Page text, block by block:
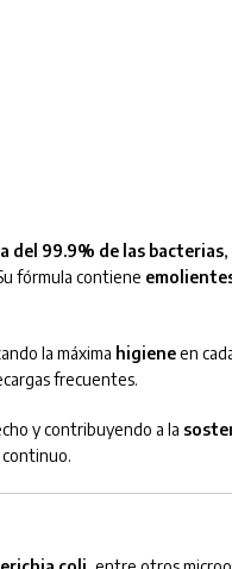
del 99.9% de las bacterias,
fórmula contiene
la máxima higieneen
frecuentes.
y contribuyendo a la
continuo.